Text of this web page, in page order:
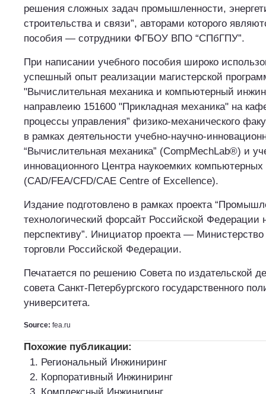
решения сложных задач промышленности,
строительства и связи”, авторами которого
пособия — сотрудники ФГБОУ ВПО “СПбГПУ”.
При написании учебного пособия широко
успешный опыт реализации магистерской
"Вычислительная механика и компьютерный
направлеию 151600 "Прикладная механика" на
процессы управления” физико-механического
в рамках деятельности учебно-научно-
“Вычислительная механика” (CompMechLab®) и
инновационного Центра наукоемких компьютерных
(CAD/FEA/CFD/CAE Centre of Excellence).
Издание подготовлено в рамках проекта
технологический форсайт Российской Федерации
перспективу”. Инициатор проекта —
торговли Российской Федерации.
Печатается по решению Совета по издательской
совета Санкт-Петербургского государственного
университета.
Source: fea.ru
Похожие публикации:
Региональный Инжиниринг
Корпоративный Инжиниринг